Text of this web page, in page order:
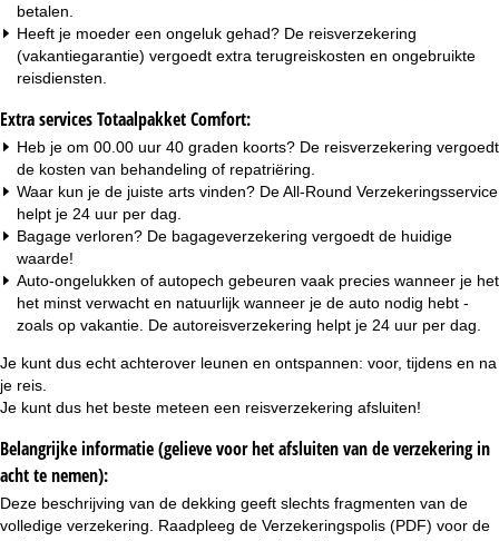
betalen.
Heeft je moeder een ongeluk gehad? De reisverzekering
(vakantiegarantie) vergoedt extra terugreiskosten en ongebruikte
reisdiensten.
Extra services Totaalpakket Comfort:
Heb je om 00.00 uur 40 graden koorts? De reisverzekering vergoedt
de kosten van behandeling of repatriëring.
Waar kun je de juiste arts vinden? De All-Round Verzekeringsservice
helpt je 24 uur per dag.
Bagage verloren? De bagageverzekering vergoedt de huidige
waarde!
Auto-ongelukken of autopech gebeuren vaak precies wanneer je het
het minst verwacht en natuurlijk wanneer je de auto nodig hebt -
zoals op vakantie. De autoreisverzekering helpt je 24 uur per dag.
Je kunt dus echt achterover leunen en ontspannen: voor, tijdens en na
je reis.
Je kunt dus het beste meteen een reisverzekering afsluiten!
Belangrijke informatie (gelieve voor het afsluiten van de verzekering in
acht te nemen):
Deze beschrijving van de dekking geeft slechts fragmenten van de
volledige verzekering. Raadpleeg de Verzekeringspolis (PDF) voor de